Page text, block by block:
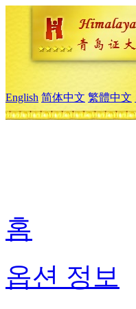
English 简体中文 繁體中文
홈
옵션 정보